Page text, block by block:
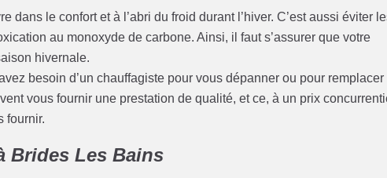
dans le confort et à l’abri du froid durant l’hiver. C’est aussi éviter
au monoxyde de carbone. Ainsi, il faut s’assurer que votre
hivernale.
besoin d’un chauffagiste pour vous dépanner ou pour remplacer
vous fournir une prestation de qualité, et ce, à un prix
fournir.
Brides Les Bains